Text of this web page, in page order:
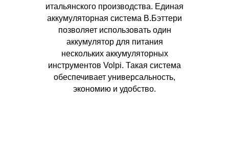
итальянского производства. Единая
аккумуляторная система В.Бэттери
позволяет использовать один
аккумулятор для питания
нескольких аккумуляторных
инструментов Volpi. Такая система
обеспечивает универсальность,
экономию и удобство.